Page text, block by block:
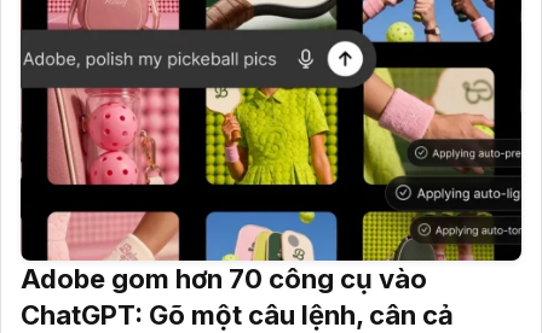
Adobe gom hơn 70 công cụ vào
ChatGPT: Gõ một câu lệnh, cân cả